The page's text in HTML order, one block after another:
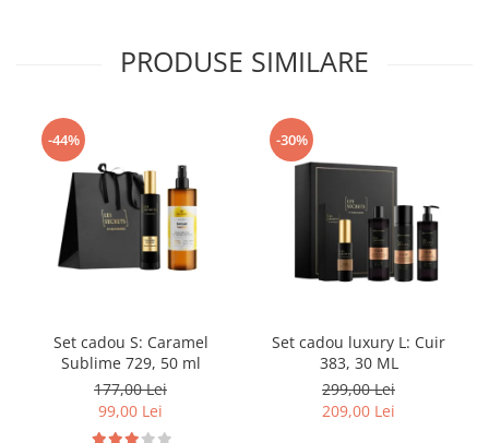
PRODUSE SIMILARE
-44%
Set cadou S: Caramel
Sublime 729, 50 ml
177,00 Lei
99,00 Lei
-30%
Set cadou luxury L: Cuir
383, 30 ML
299,00 Lei
209,00 Lei